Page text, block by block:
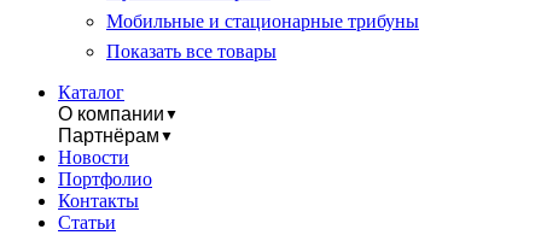
Мобильные и стационарные трибуны
Показать все товары
Каталог
О компании ▼
Партнёрам ▼
Новости
Портфолио
Контакты
Статьи